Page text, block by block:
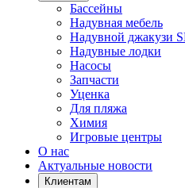
Бассейны
Надувная мебель
Надувной джакузи
Надувные лодки
Насосы
Запчасти
Уценка
Для пляжа
Химия
Игровые центры
О нас
Актуальные новости
Клиентам